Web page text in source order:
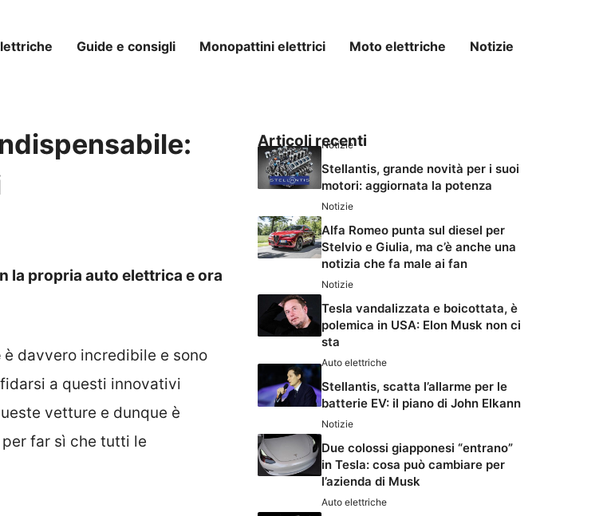
Guide e consigli Monopattini elettrici Moto elettriche Notizie
la propria auto elettrica e ora
è davvero incredibile e sono
a questi innovativi
vetture e dunque è
far sì che tutti le
Articoli recenti
Notizie
Stellantis, grande novità per i suoi
motori: aggiornata la potenza
Notizie
Alfa Romeo punta sul diesel per
Stelvio e Giulia, ma c’è anche una
notizia che fa male ai fan
Notizie
Tesla vandalizzata e boicottata, è
polemica in USA: Elon Musk non ci
sta
Auto elettriche
Stellantis, scatta l’allarme per le
batterie EV: il piano di John Elkann
Notizie
Due colossi giapponesi “entrano”
in Tesla: cosa può cambiare per
l’azienda di Musk
Auto elettriche